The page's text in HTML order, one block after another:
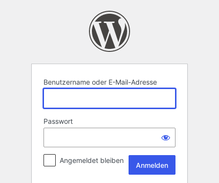
Benutzername oder E-Mail-Adresse
Passwort
Angemeldet bleiben